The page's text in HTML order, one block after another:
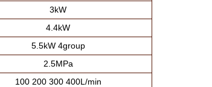
3kW
4.4kW
5.5kW 4group
2.5MPa
100 200 300 400L/min